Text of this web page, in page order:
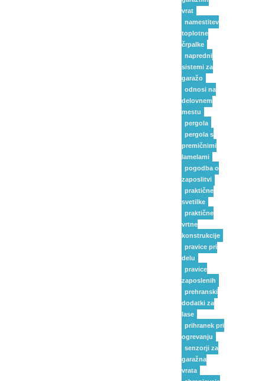
vrat
namestitev
toplotne
črpalke
napredni
sistemi za
garažo
odnosi na
delovnem
mestu
pergola
pergola s
premičnimi
lamelami
pogodba o
zaposlitvi
praktične
svetilke
praktične
vrtne
konstrukcije
pravice pri
delu
pravice
zaposlenih
prehranski
dodatki za
lase
prihranek pri
ogrevanju
senzorji za
garažna
vrata